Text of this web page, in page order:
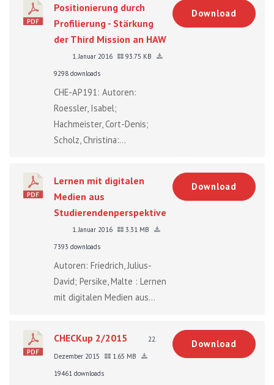
Positionierung durch
Profilierung - Stärkung
der Third Mission an HAW
1. Januar 2016
93.75 KB
9298 downloads
CHE-AP191: Autoren:
Roessler, Isabel;
Hachmeister, Cort-Denis;
Scholz, Christina:...
Download
Lernen mit digitalen
Medien aus
Studierendenperspektive
1. Januar 2016
3.31 MB
7393 downloads
Autoren: Friedrich, Julius-
David; Persike, Malte : Lernen
mit digitalen Medien aus...
Download
CHECKup 2/2015
22.
Dezember 2015
1.65 MB
19461 downloads
Download